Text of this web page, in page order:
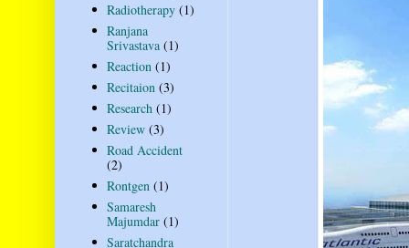
Radiotherapy (1)
Ranjana
Srivastava (1)
Reaction (1)
Recitaion (3)
Research (1)
Review (3)
Road Accident
(2)
Rontgen (1)
Samaresh
Majumdar (1)
Saratchandra